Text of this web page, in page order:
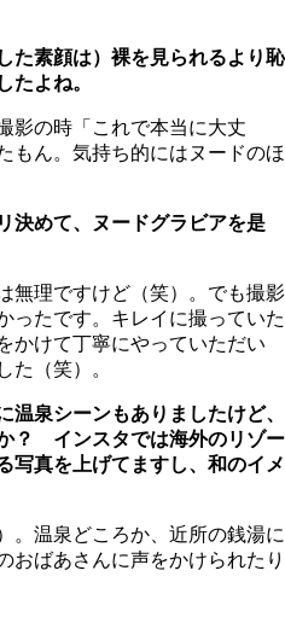
た素顔は）裸を見られるより恥
たよね。
の時「これで本当に大丈
もん。気持ち的にはヌードのほ
決めて、ヌードグラビアを是
無理ですけど（笑）。でも撮影
ったです。キレイに撮っていた
かけて丁寧にやっていただい
た（笑）。
泉シーンもありましたけど、
？ インスタでは海外のリゾー
写真を上げてますし、和のイメ
。温泉どころか、近所の銭湯に
おばあさんに声をかけられたり